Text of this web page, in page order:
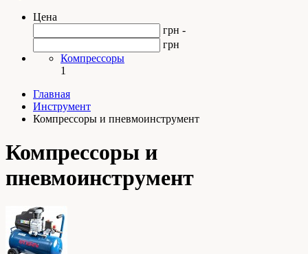
Цена
грн -
грн
Компрессоры
1
Главная
Инструмент
Компрессоры и пневмоинструмент
Компрессоры и
пневмоинструмент